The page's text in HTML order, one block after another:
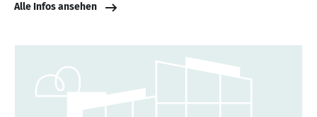
Alle Infos ansehen